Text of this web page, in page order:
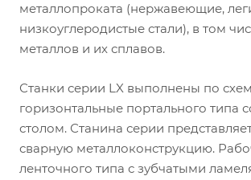
металлопроката (нержавеющие,
низкоуглеродистые стали), в том
металлов и их сплавов.
Станки серии LX выполнены по
горизонтальные портального типа
столом. Станина серии
сварную металлоконструкцию.
ленточного типа с зубчатыми